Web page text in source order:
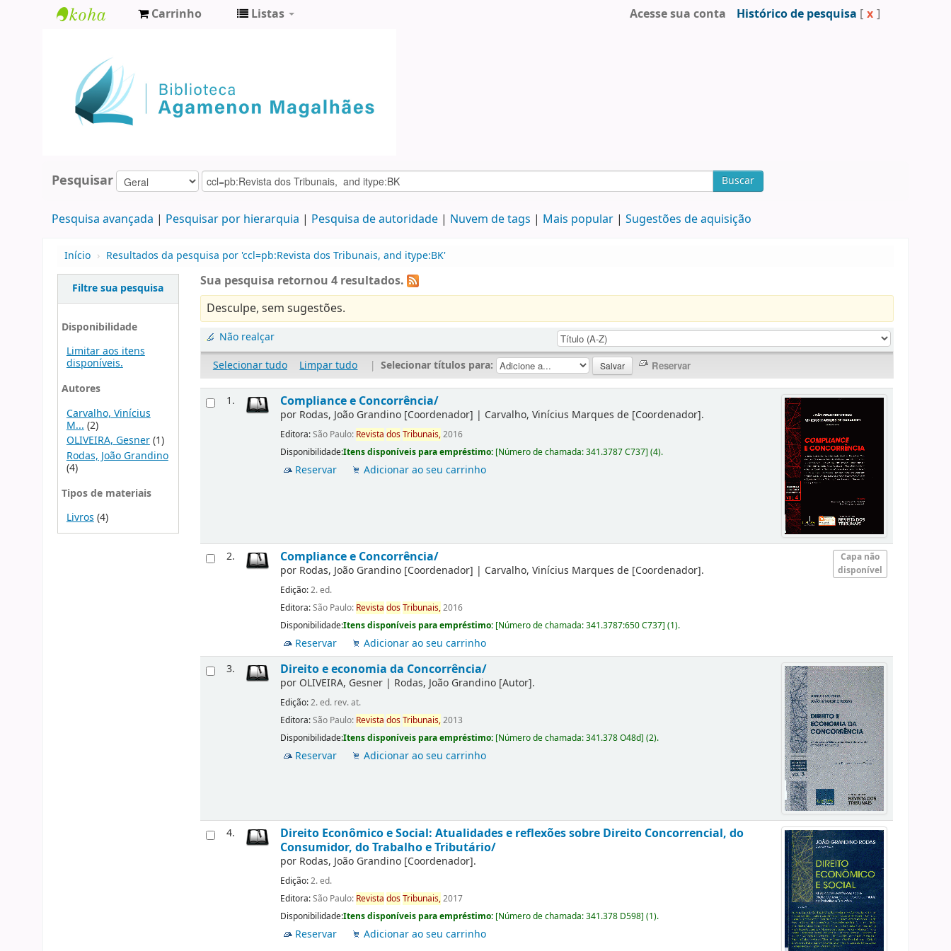
Agamenon
Magalhães
Carrinho Listas Acesse sua conta Histórico de pesquisa [ x ]
Pesquisar Buscar
Pesquisa avançada Pesquisar por hierarquia Pesquisa de autoridade Nuvem de tags Mais popular Sugestões de aquisição
Início › Resultados da pesquisa por 'ccl=pb:Revista dos Tribunais, and itype:BK'
Filtre sua pesquisa
Disponibilidade
Limitar aos itens
disponíveis.
Autores
Carvalho, Vinícius
M... (2)
OLIVEIRA, Gesner(1)
Rodas, João Grandino
(4)
Tipos de materiais
Livros(4)
Sua pesquisa retornou 4 resultados.
Desculpe, sem sugestões.
Não realçar
Selecionar tudo
Limpar tudo | Selecionar títulos para:
1. Compliance e Concorrência/
por Rodas, João Grandino [Coordenador] | Carvalho, Vinícius Marques de [Coordenador].
Editora:São Paulo: Revista dosTribunais,2016
Disponibilidade:Itens disponíveis para empréstimo: [Número de chamada:341.3787 C737](4).
Reservar Adicionar ao seu carrinho
2.
Capa não
disponível
Compliance e Concorrência/
por Rodas, João Grandino [Coordenador] | Carvalho, Vinícius Marques de [Coordenador].
Edição:2. ed.
Editora:São Paulo: Revista dosTribunais,2016
Disponibilidade:Itens disponíveis para empréstimo: [Número de chamada:341.3787:650 C737](1).
Reservar
Adicionar ao seu carrinho
3.
Direito e economia da Concorrência/
por OLIVEIRA, Gesner | Rodas, João Grandino [Autor].
Edição:2. ed. rev. at.
Editora:São Paulo: Revista dosTribunais,2013
Disponibilidade:Itens disponíveis para empréstimo: [Número de chamada:341.378 O48d](2).
Reservar Adicionar ao seu carrinho
4.
Direito Econômico e Social: Atualidades e reflexões sobre Direito Concorrencial, do
Consumidor, do Trabalho e Tributário/
por Rodas, João Grandino [Coordenador].
Edição:2. ed.
Editora:São Paulo: Revista dosTribunais,2017
Disponibilidade:Itens disponíveis para empréstimo: [Número de chamada:341.378 D598](1).
Reservar Adicionar ao seu carrinho